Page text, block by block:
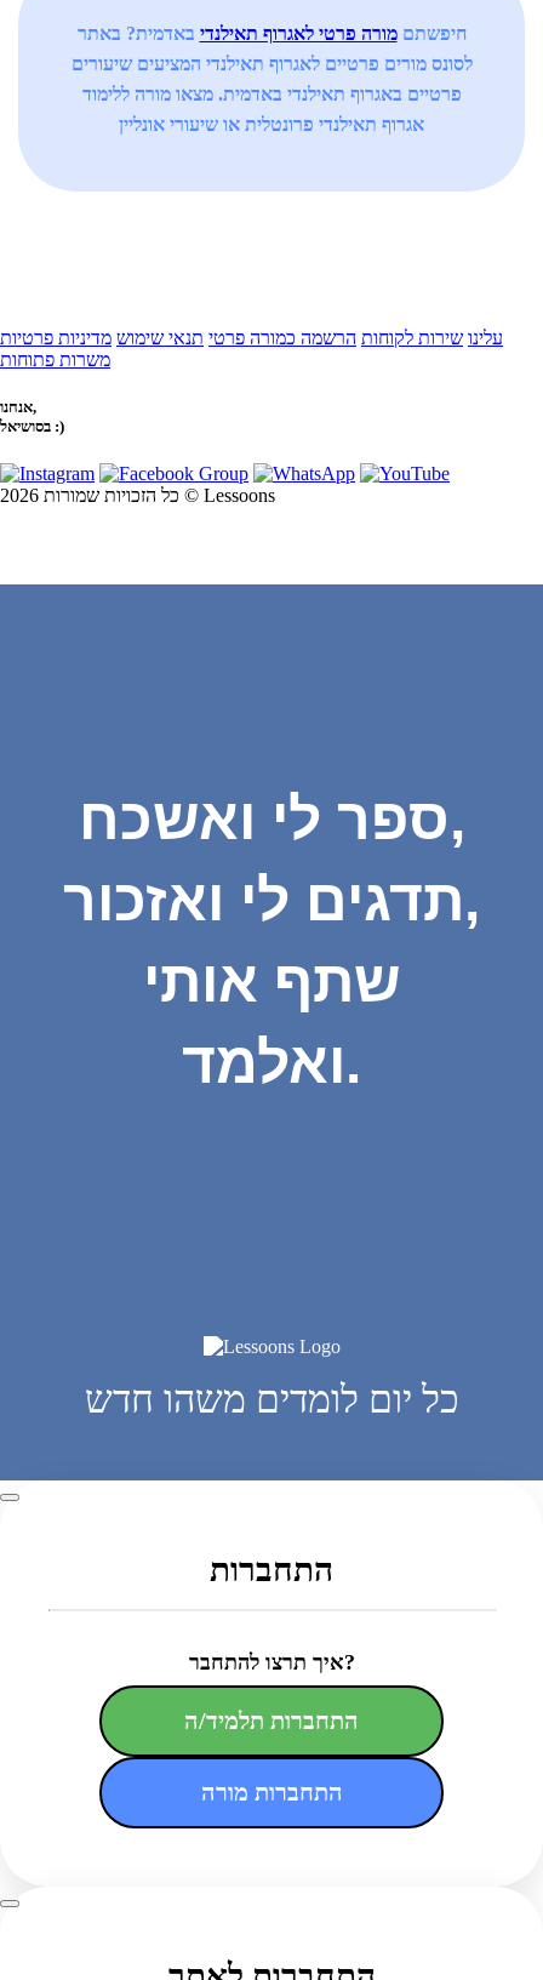
חיפשתםמורה פרטי לאגרוף תאילנדי באדמית? באתר
לסונס מורים פרטיים לאגרוף תאילנדי המציעים שיעורים
פרטיים באגרוף תאילנדי באדמית. מצאו מורה ללימוד
אגרוף תאילנדי פרונטלית או שיעורי אונליין
עלינו שירות לקוחות הרשמה כמורה פרטי תנאי שימוש מדיניות פרטיות
משרות פתוחות
אנחנו,
בסושיאל :)
כל הזכויות שמורות 2026 © Lessoons
ספר לי ואשכח,
תדגים לי ואזכור,
שתף אותי
ואלמד.
כל יום לומדים משהו חדש
התחברות
איך תרצו להתחבר?
התחברות תלמיד/ה
התחברות מורה